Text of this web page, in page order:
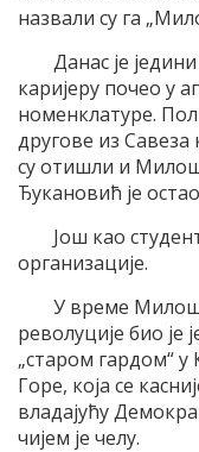
назвали су га
Данас је
каријеру почео у
номенклатуре.
другове из Савеза
су отишли и
Ђукановић је
Још као
организације.
У време
револуције био је
„старом гардом“ у
Горе, која се
владајућу
чијем је челу.